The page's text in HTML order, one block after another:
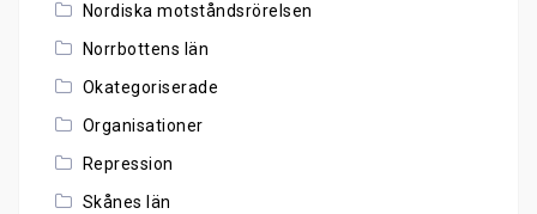
Nordiska motståndsrörelsen
Norrbottens län
Okategoriserade
Organisationer
Repression
Skånes län